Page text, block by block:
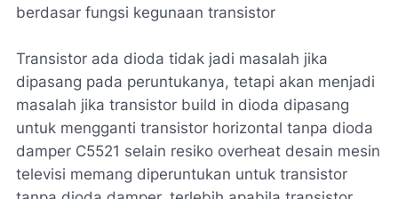
berdasar fungsi kegunaan transistor
Transistor ada dioda tidak jadi masalah jika
dipasang pada peruntukanya, tetapi akan menjadi
masalah jika transistor build in dioda dipasang
untuk mengganti transistor horizontal tanpa dioda
damper C5521 selain resiko overheat desain mesin
televisi memang diperuntukan untuk transistor